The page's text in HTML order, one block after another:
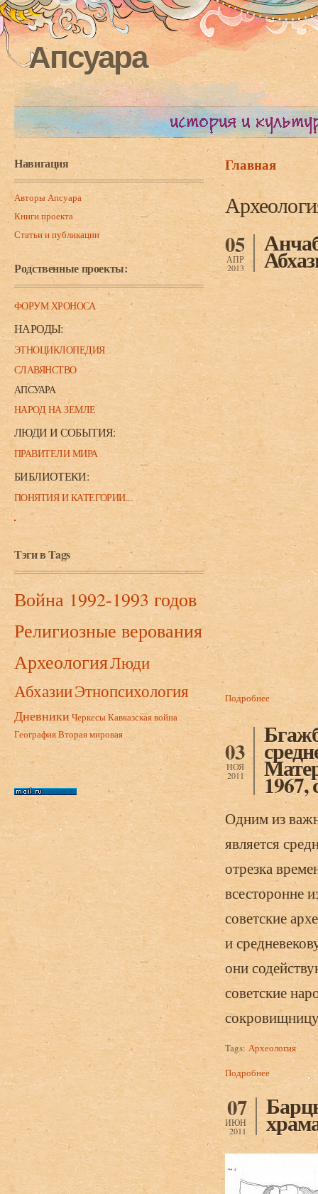
Апсуара
Навигация
Авторы Апсуара
Книги проекта
Статьи и публикации
Родственные проекты:
ФОРУМ ХРОНОСА
НАРОДЫ:
ЭТНОЦИКЛОПЕДИЯ
СЛАВЯНСТВО
АПСУАРА
НАРОД НА ЗЕМЛЕ
ЛЮДИ И СОБЫТИЯ:
ПРАВИТЕЛИ МИРА
БИБЛИОТЕКИ:
ПОНЯТИЯ И КАТЕГОРИИ...
Тэги в Tags
Война 1992-1993 годов
Религиозные верования
АрхеологияЛюди
АбхазииЭтнопсихология
Дневники ЧеркесыКавказская война
ГеографияВторая мировая
Вы здесь
Главная
05
АПР
2013
Подробнее о
03
НОЯ
2011 1967,
Одним из
является
отрезка
всесторонне
советские
и
они
советские
Tags: Археология
Подробнее о Бгажба
Абхазии.
07
ИЮН
2011